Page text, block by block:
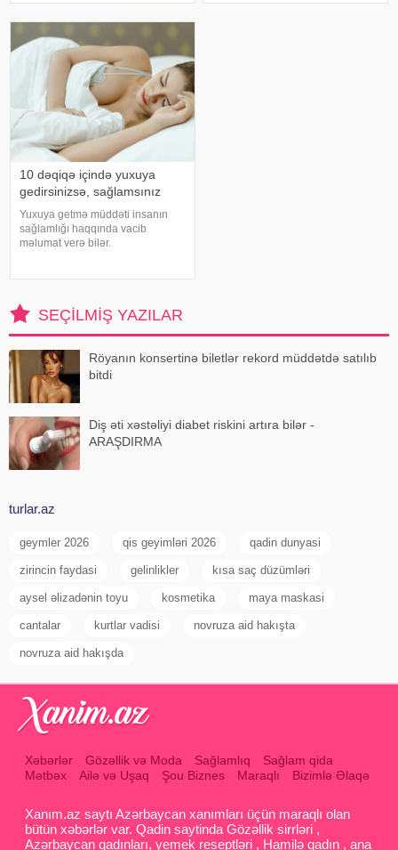
preslənmiş kətan toxumlarında
10 dəqiqə içində yuxuya
gedirsinizsə, sağlamsınız
Yuxuya getmə müddəti insanın
sağlamlığı haqqında vacib
məlumat verə bilər.
sözlərinə görə
SEÇILMIŞ YAZILAR
Röyanın konsertinə biletlər rekord müddətdə satılıb
bitdi
Diş əti xəstəliyi diabet riskini artıra bilər -
ARAŞDIRMA
turlar.az
geymler 2026 qis geyimləri 2026 qadin dunyasi
zirincin faydasi gelinlikler kısa saç düzümləri
aysel əlizadənin toyu kosmetika maya maskasi
cantalar kurtlar vadisi novruza aid hakışta
novruza aid hakışda
Xəbərlər Gözəllik və Moda Sağlamlıq
Sağlam qida
Mətbəx
Ailə və Uşaq Şou Biznes Maraqlı Bizimlə Əlaqə
Xanım.az saytı Azərbaycan xanımları üçün maraqlı olan
bütün xəbərlər var. Qadin saytinda Gözəllik sirrləri ,
Azərbaycan qadınları, yemek reseptləri , Hamilə qadın , ana